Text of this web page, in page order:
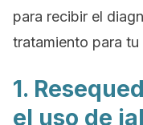
para recibir el
tratamiento para
1.
el uso de